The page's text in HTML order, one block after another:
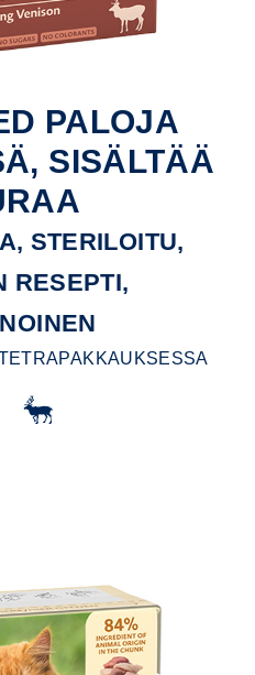
PALOJA
SISÄLTÄÄ
STERILOITU,
RESEPTI,